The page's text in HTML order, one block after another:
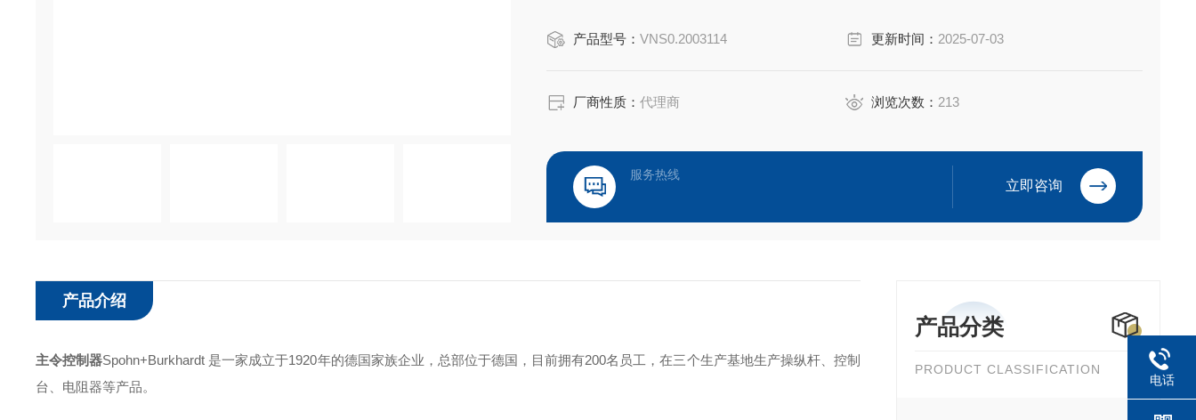
境，具备自动复位、机械锁等功能。 ‌
产品型号：VNS0.2003114 更新时间： 2025-07-03
厂商性质：代理商 浏览次数： 213
服务热线
立即咨询
产品分类
PRODUCT CLASSIFICATION
产品介绍
主令控制器Spohn+Burkhardt 是一家成立于1920年的德国家族企业，总部位于德国，目前拥有200名员工，在三个生产基地生产操纵杆、控制
台、电阻器等产品。 ‌
电话